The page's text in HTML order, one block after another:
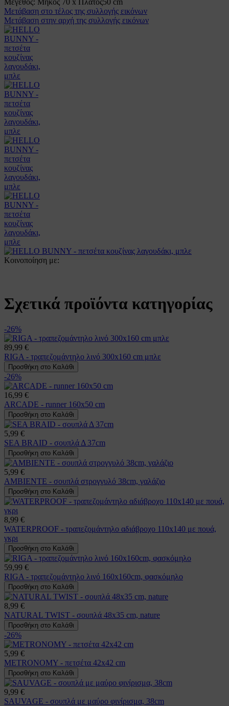
Μετάβαση στο τέλος της συλλογής εικόνων
Μετάβαση στην αρχή της συλλογής εικόνων
Κοινοποίηση με:
Σχετικά προϊόντα κατηγορίας
-26%
89,99 €
RIGA - τραπεζομάντηλο λινό 300x160 cm μπλε
Προσθήκη στο Καλάθι
-26%
16,99 €
ARCADE - runner 160x50 cm
Προσθήκη στο Καλάθι
5,99 €
SEA BRAID - σουπλά Δ 37cm
Προσθήκη στο Καλάθι
5,99 €
AMBIENTE - σουπλά στρογγυλό 38cm, γαλάζιο
Προσθήκη στο Καλάθι
8,99 €
WATERPROOF - τραπεζομάντηλο αδιάβροχο 110x140 με πουά,
γκρι
Προσθήκη στο Καλάθι
59,99 €
RIGA - τραπεζομάντηλο λινό 160x160cm, φασκόμηλο
Προσθήκη στο Καλάθι
8,99 €
NATURAL TWIST - σουπλά 48x35 cm, nature
Προσθήκη στο Καλάθι
-26%
5,99 €
METRONOMY - πετσέτα 42x42 cm
Προσθήκη στο Καλάθι
9,99 €
SAUVAGE - σουπλά με μαύρο φινίρισμα, 38cm